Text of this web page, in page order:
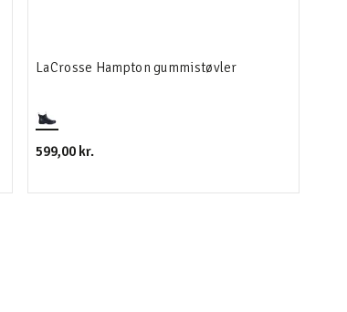
LaCrosse Hampton gummistøvler
599,00 kr.